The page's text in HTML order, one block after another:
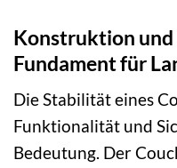
Konstruktion
Fundament für
Die Stabilität eines
Funktionalität und
Bedeutung. Der